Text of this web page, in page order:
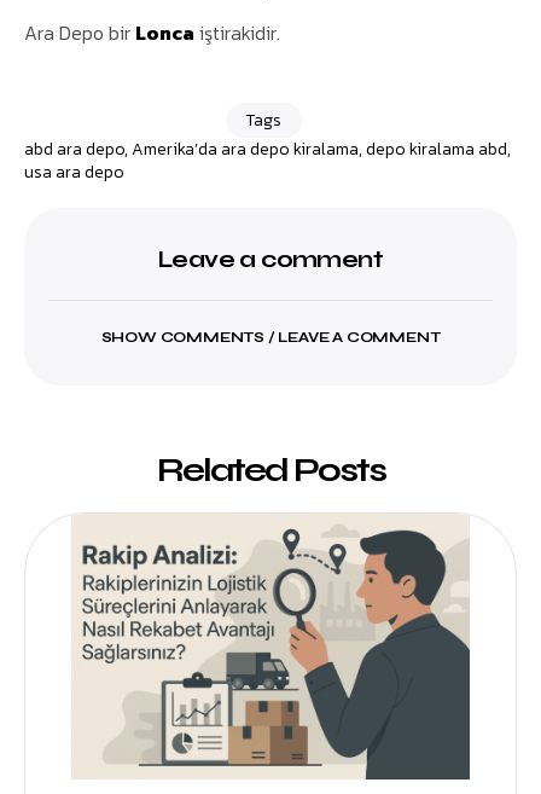
Ara Depo bir Lonca iştirakidir.
Tags
abd ara depo,Amerika’da ara depo kiralama,depo kiralama abd,
usa ara depo
Leave a comment
SHOW COMMENTS / LEAVE A COMMENT
Related Posts